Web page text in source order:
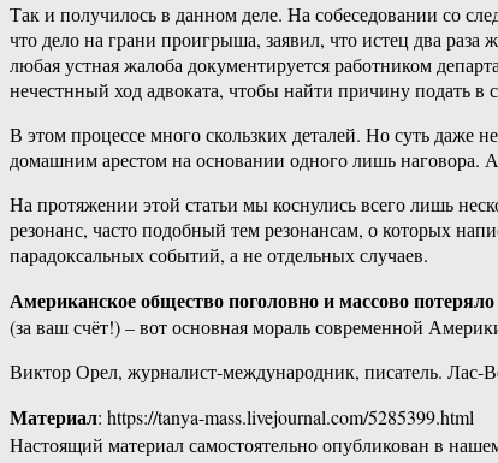
Так и получилось в данном деле. На собеседовании со
что дело на грани проигрыша, заявил, что истец два
любая устная жалоба документируется работником
нечестнный ход адвоката, чтобы найти причину подать
В этом процессе много скользких деталей. Но суть даже
домашним арестом на основании одного лишь наговора.
На протяжении этой статьи мы коснулись всего лишь
резонанс, часто подобный тем резонансам, о которых
парадоксальных событий, а не отдельных случаев.
Американское общество поголовно и массово потеряло
(за ваш счёт!) – вот основная мораль современной
Виктор Орел, журналист-международник, писатель. Лас-
Материал: https://tanya-mass.livejournal.com/5285399.html
Настоящий материал самостоятельно опубликован в